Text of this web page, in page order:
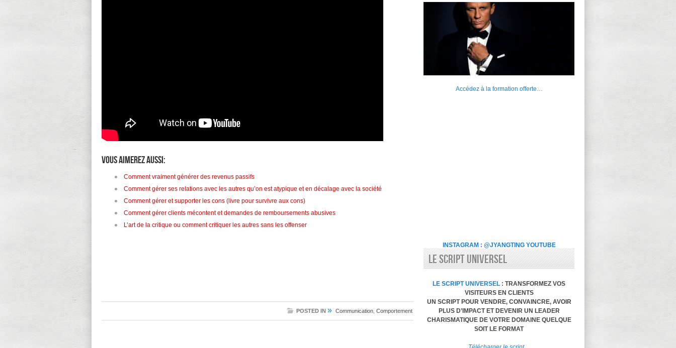
Vous aimerez aussi:
Comment vraiment générer des revenus passifs
Comment gérer ses relations avec les autres qu’on est atypique et en décalage avec la société
Comment gérer et supporter les cons (livre pour survivre aux cons)
Comment gérer clients mécontent et demandes de remboursements abusives
L’art de la critique ou comment critiquer les autres sans les offenser
POSTED IN » Communication Comportement
Accédez à la formation offerte…
INSTAGRAM : @JYANGTING YOUTUBE
LE SCRIPT UNIVERSEL
LE SCRIPT UNIVERSEL : TRANSFORMEZ VOS
VISITEURS EN CLIENTS
UN SCRIPT POUR VENDRE, CONVAINCRE, AVOIR
PLUS D’IMPACT ET DEVENIR UN LEADER
CHARISMATIQUE DE VOTRE DOMAINE QUELQUE
SOIT LE FORMAT